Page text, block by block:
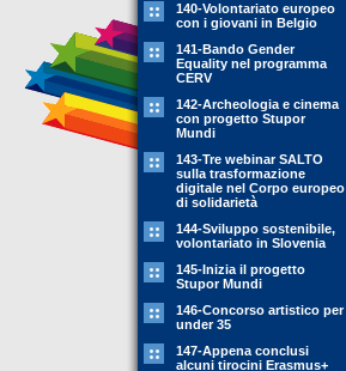
140-Volontariato europeo
con i giovani in Belgio
141-Bando Gender
Equality nel programma
CERV
142-Archeologia e cinema
con progetto Stupor
Mundi
143-Tre webinar SALTO
sulla trasformazione
digitale nel Corpo europeo
di solidarietà
144-Sviluppo sostenibile,
volontariato in Slovenia
145-Inizia il progetto
Stupor Mundi
146-Concorso artistico per
under 35
147-Appena conclusi
alcuni tirocini Erasmus+